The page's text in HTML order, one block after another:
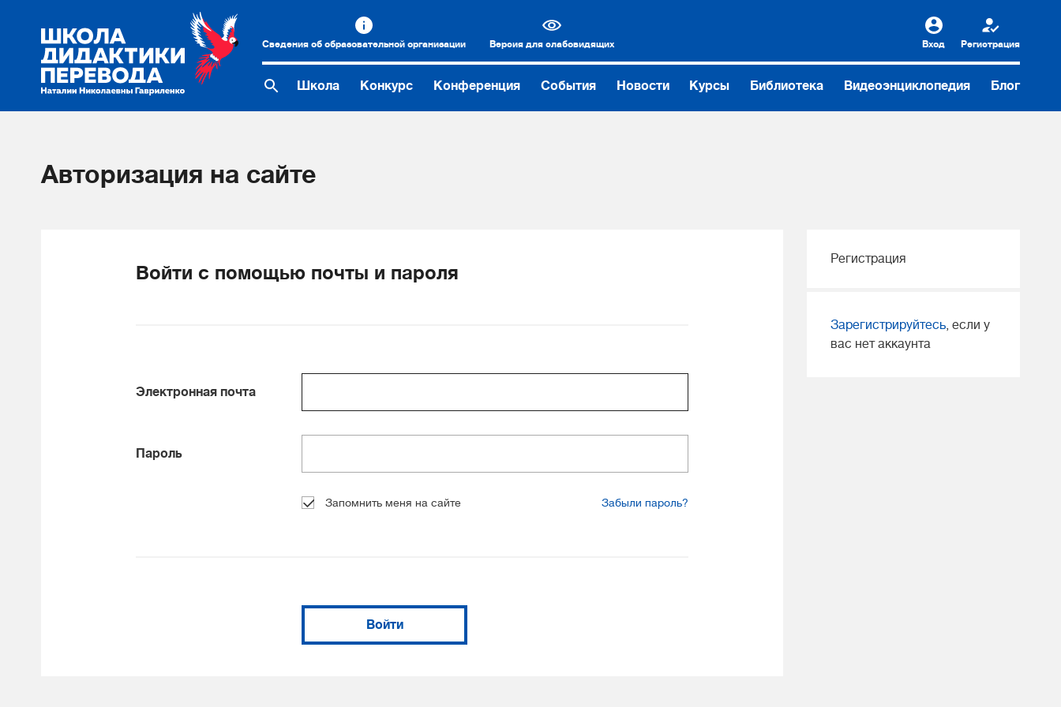
Сведения об образовательной организации Версия для слабовидящих Вход Регистрация
Школа Конкурс Конференция События Новости Курсы Библиотека Видеоэнциклопедия Блог
Авторизация на сайте
Войти с помощью почты и пароля
Электронная почта
Пароль
Запомнить меня на сайте Забыли пароль?
Войти
Регистрация
Зарегистрируйтесь, если у
вас нет аккаунта